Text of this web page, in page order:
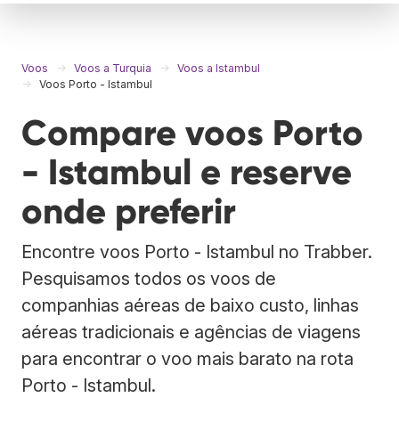
Voos Voos a Turquia
Voos a Istambul
Voos Porto - Istambul
Compare voos Porto
- Istambul e reserve
onde preferir
Encontre voos Porto - Istambul no Trabber.
Pesquisamos todos os voos de
companhias aéreas de baixo custo, linhas
aéreas tradicionais e agências de viagens
para encontrar o voo mais barato na rota
Porto - Istambul.